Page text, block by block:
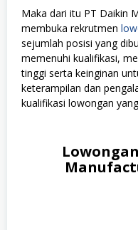
Maka dari itu PT Daikin
membuka rekrutmen
sejumlah posisi yang
memenuhi kualifikasi,
tinggi serta keinginan
keterampilan dan
kualifikasi lowongan